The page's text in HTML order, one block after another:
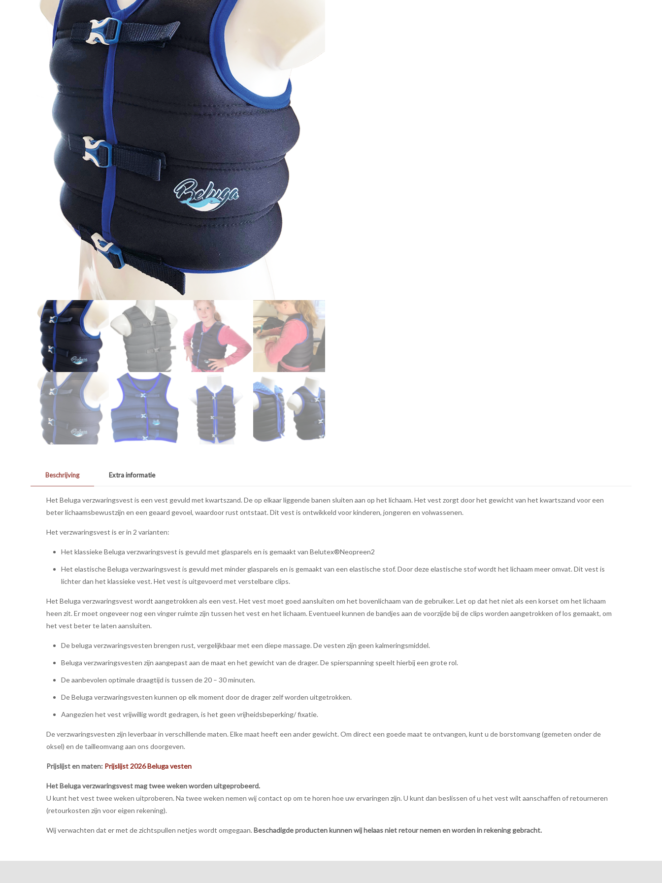
Beschrijving Extra informatie
Het Beluga verzwaringsvest is een vest gevuld met kwartszand. De op elkaar liggende banen sluiten aan op het lichaam. Het vest zorgt door het gewicht van het kwartszand voor een
beter lichaamsbewustzijn en een geaard gevoel, waardoor rust ontstaat. Dit vest is ontwikkeld voor kinderen, jongeren en volwassenen.
Het verzwaringsvest is er in 2 varianten:
Het klassieke Beluga verzwaringsvest is gevuld met glasparels en is gemaakt van Belutex®Neopreen2
Het elastische Beluga verzwaringsvest is gevuld met minder glasparels en is gemaakt van een elastische stof. Door deze elastische stof wordt het lichaam meer omvat. Dit vest is
lichter dan het klassieke vest. Het vest is uitgevoerd met verstelbare clips.
Het Beluga verzwaringsvest wordt aangetrokken als een vest. Het vest moet goed aansluiten om het bovenlichaam van de gebruiker. Let op dat het niet als een korset om het lichaam
heen zit. Er moet ongeveer nog een vinger ruimte zijn tussen het vest en het lichaam. Eventueel kunnen de bandjes aan de voorzijde bij de clips worden aangetrokken of los gemaakt, om
het vest beter te laten aansluiten.
De beluga verzwaringsvesten brengen rust, vergelijkbaar met een diepe massage. De vesten zijn geen kalmeringsmiddel.
Beluga verzwaringsvesten zijn aangepast aan de maat en het gewicht van de drager. De spierspanning speelt hierbij een grote rol.
De aanbevolen optimale draagtijd is tussen de 20 – 30 minuten.
De Beluga verzwaringsvesten kunnen op elk moment door de drager zelf worden uitgetrokken.
Aangezien het vest vrijwillig wordt gedragen, is het geen vrijheidsbeperking/ fixatie.
De verzwaringsvesten zijn leverbaar in verschillende maten. Elke maat heeft een ander gewicht. Om direct een goede maat te ontvangen, kunt u de borstomvang (gemeten onder de
oksel) en de tailleomvang aan ons doorgeven.
Prijslijst en maten: Prijslijst 2026 Beluga vesten
Het Beluga verzwaringsvest mag twee weken worden uitgeprobeerd.
U kunt het vest twee weken uitproberen. Na twee weken nemen wij contact op om te horen hoe uw ervaringen zijn. U kunt dan beslissen of u het vest wilt aanschaffen of retourneren
(retourkosten zijn voor eigen rekening).
Wij verwachten dat er met de zichtspullen netjes wordt omgegaan. Beschadigde producten kunnen wij helaas niet retour nemen en worden in rekening gebracht.